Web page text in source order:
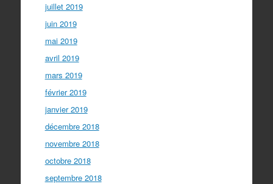
juillet 2019
juin 2019
mai 2019
avril 2019
mars 2019
février 2019
janvier 2019
décembre 2018
novembre 2018
octobre 2018
septembre 2018